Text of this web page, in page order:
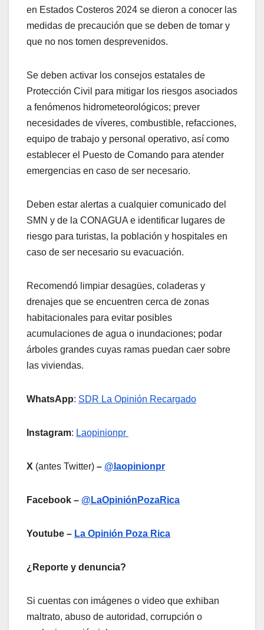
en Estados Costeros 2024 se dieron a conocer las
medidas de precaución que se deben de tomar y
que no nos tomen desprevenidos.
Se deben activar los consejos estatales de
Protección Civil para mitigar los riesgos asociados
a fenómenos hidrometeorológicos; prever
necesidades de víveres, combustible, refacciones,
equipo de trabajo y personal operativo, así como
establecer el Puesto de Comando para atender
emergencias en caso de ser necesario.
Deben estar alertas a cualquier comunicado del
SMN y de la CONAGUA e identificar lugares de
riesgo para turistas, la población y hospitales en
caso de ser necesario su evacuación.
Recomendó limpiar desagües, coladeras y
drenajes que se encuentren cerca de zonas
habitacionales para evitar posibles
acumulaciones de agua o inundaciones; podar
árboles grandes cuyas ramas puedan caer sobre
las viviendas.
WhatsApp: SDR La Opinión Recargado
Instagram: Laopinionpr
X (antes Twitter) – @laopinionpr
Facebook – @LaOpiniónPozaRica
Youtube – La Opinión Poza Rica
¿Reporte y denuncia?
Si cuentas con imágenes o video que exhiban
maltrato, abuso de autoridad, corrupción o